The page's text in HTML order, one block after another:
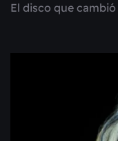
El disco que